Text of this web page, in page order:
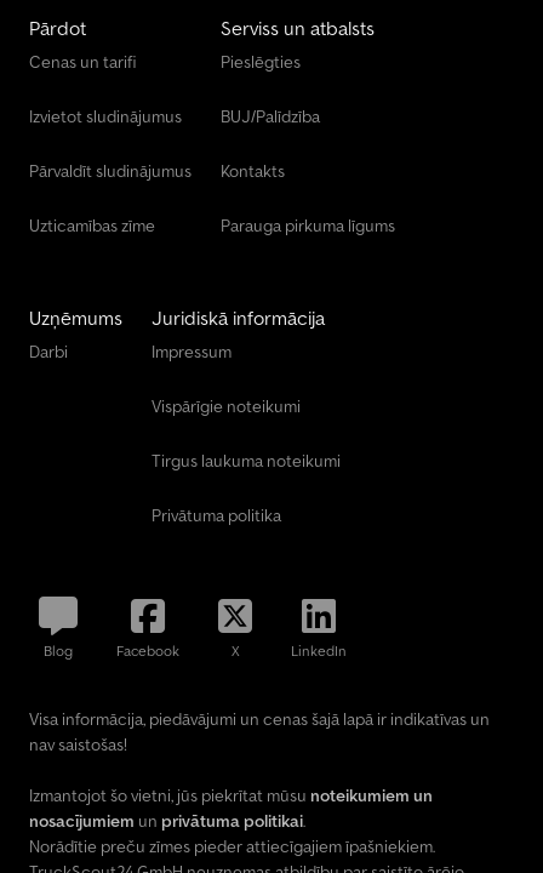
Pārdot
Cenas un tarifi
Izvietot sludinājumus
Pārvaldīt sludinājumus
Uzticamības zīme
Serviss un atbalsts
Pieslēgties
BUJ/Palīdzība
Kontakts
Parauga pirkuma līgums
Uzņēmums
Darbi
Juridiskā informācija
Impressum
Vispārīgie noteikumi
Tirgus laukuma noteikumi
Privātuma politika
Blog Facebook X LinkedIn
Visa informācija, piedāvājumi un cenas šajā lapā ir indikatīvas un
nav saistošas!
Izmantojot šo vietni, jūs piekrītat mūsu noteikumiem un
nosacījumiem un privātuma politikai.
Norādītie preču zīmes pieder attiecīgajiem īpašniekiem.